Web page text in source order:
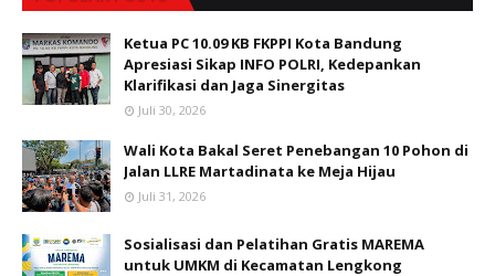
Ketua PC 10.09 KB FKPPI Kota Bandung
Apresiasi Sikap INFO POLRI, Kedepankan
Klarifikasi dan Jaga Sinergitas
Juli 30, 2026
Wali Kota Bakal Seret Penebangan 10 Pohon di
Jalan LLRE Martadinata ke Meja Hijau
Juli 31, 2026
Sosialisasi dan Pelatihan Gratis MAREMA
untuk UMKM di Kecamatan Lengkong